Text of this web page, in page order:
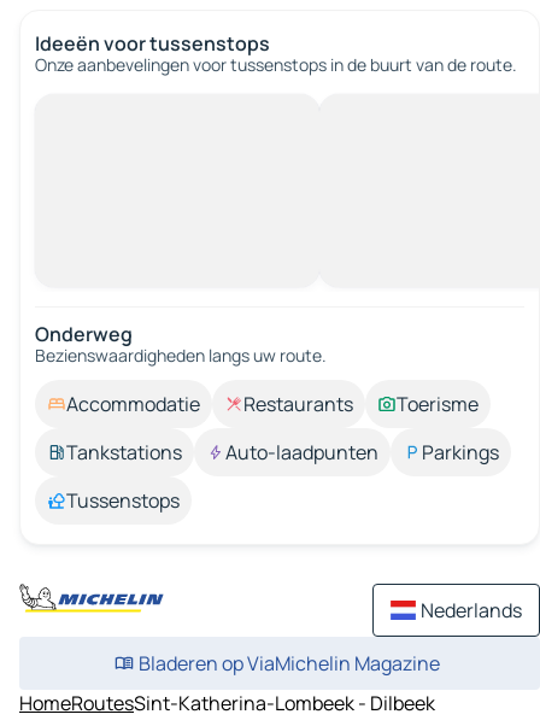
Ideeën voor tussenstops
Onze aanbevelingen voor tussenstops in de buurt van de route.
Onderweg
Bezienswaardigheden langs uw route.
Accommodatie Restaurants
Toerisme
Tankstations
Auto-laadpunten
Parkings
Tussenstops
Nederlands
Bladeren op ViaMichelin Magazine
HomeRoutesSint-Katherina-Lombeek - Dilbeek